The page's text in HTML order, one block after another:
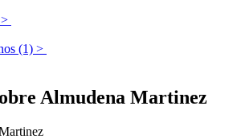
(1) >
Almudena Martinez